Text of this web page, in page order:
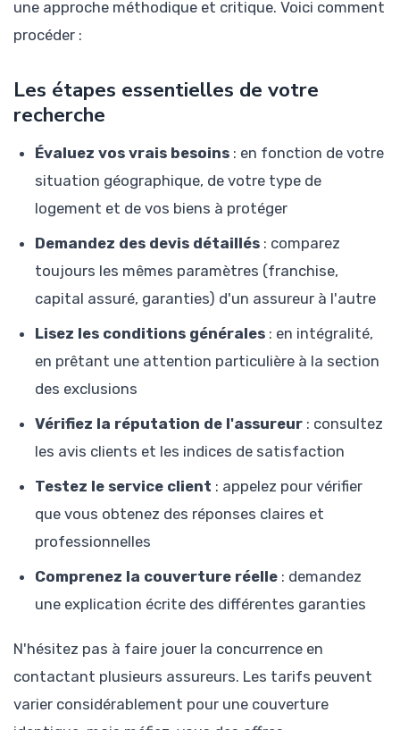
une approche méthodique et critique. Voici comment
procéder :
Les étapes essentielles de votre
recherche
Évaluez vos vrais besoins : en fonction de votre
situation géographique, de votre type de
logement et de vos biens à protéger
Demandez des devis détaillés : comparez
toujours les mêmes paramètres (franchise,
capital assuré, garanties) d'un assureur à l'autre
Lisez les conditions générales : en intégralité,
en prêtant une attention particulière à la section
des exclusions
Vérifiez la réputation de l'assureur : consultez
les avis clients et les indices de satisfaction
Testez le service client : appelez pour vérifier
que vous obtenez des réponses claires et
professionnelles
Comprenez la couverture réelle : demandez
une explication écrite des différentes garanties
N'hésitez pas à faire jouer la concurrence en
contactant plusieurs assureurs. Les tarifs peuvent
varier considérablement pour une couverture